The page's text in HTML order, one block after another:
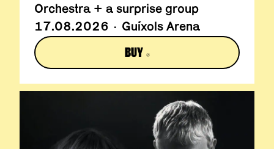
Orchestra + a surprise group
17.08.2026 · Guíxols Arena
BUY ABRE EN NUEVA VENTANA